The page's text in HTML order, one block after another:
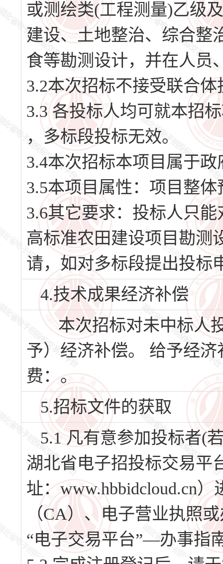
或测绘类(工程测量)乙级
建设、土地整治、综合整
食等勘测设计，并在人员
3.2本次招标不接受联合体
3.3 各投标人均可就本招
，多标段投标无效。
3.4本次招标本项目属于
3.5本项目属性：项目整
3.6其它要求：投标人只
高标准农田建设项目勘测
请，如对多标段提出投标
4.技术成果经济补偿
本次招标对未中标人
予）经济补偿。 给予经
费：。
5.招标文件的获取
5.1 凡有意参加投标者(
湖北省电子招投标交易平
址：www.hbbidcloud.cn
（CA）、电子营业执照
“电子交易平台”—办事指